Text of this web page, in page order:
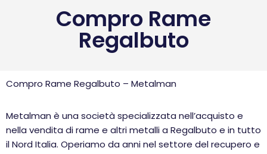
Compro Rame
Regalbuto
Compro Rame Regalbuto – Metalman
Metalman è una società specializzata nell’acquisto e
nella vendita di rame e altri metalli a Regalbuto e in tutto
il Nord Italia. Operiamo da anni nel settore del recupero e